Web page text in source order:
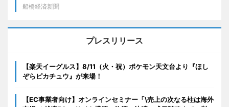
船橋経済新聞
プレスリリース
【楽天イーグルス】8/11（火・祝）ポケモン天文台より『ほし
ぞらピカチュウ』が来場！
【EC事業者向け】オンラインセミナー「\売上の次なる柱は海外